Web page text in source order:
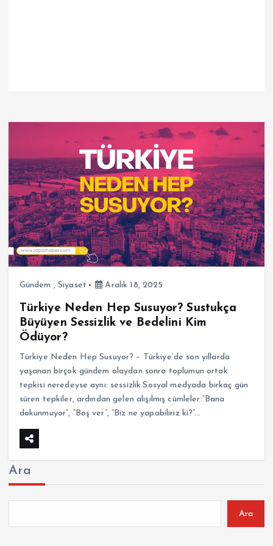
Gündem , Siyaset Aralık 18, 2025
Türkiye Neden Hep Susuyor? Sustukça
Büyüyen Sessizlik ve Bedelini Kim
Ödüyor?
Türkiye Neden Hep Susuyor? – Türkiye’de son yıllarda
yaşanan birçok gündem olaydan sonra toplumun ortak
tepkisi neredeyse aynı: sessizlik.Sosyal medyada birkaç gün
süren tepkiler, ardından gelen alışılmış cümleler:“Bana
dokunmuyor”, “Boş ver”, “Biz ne yapabiliriz ki?”…
Ara
Ara